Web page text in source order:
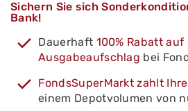
Sichern Sie sich
Bank!
Dauerhaft 100% Rabatt auf
Ausgabeaufschlag bei
FondsSuperMarkt zahlt
einem Depotvolumen von